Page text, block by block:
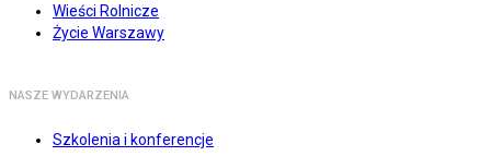
Wieści Rolnicze
Życie Warszawy
NASZE WYDARZENIA
Szkolenia i konferencje